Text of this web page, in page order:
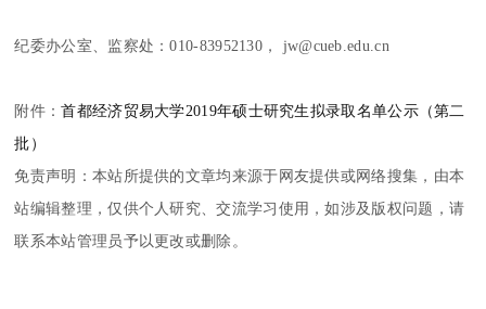
纪委办公室、监察处：010-83952130， jw@cueb.edu.cn
附件：首都经济贸易大学2019年硕士研究生拟录取名单公示（第二
批）
免责声明：本站所提供的文章均来源于网友提供或网络搜集，由本
站编辑整理，仅供个人研究、交流学习使用，如涉及版权问题，请
联系本站管理员予以更改或删除。